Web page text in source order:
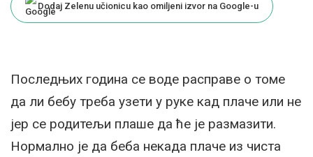
Dodaj Zelenu učionicu kao omiljeni izvor na Google-u
Последњих година се воде расправе о томе
да ли бебу треба узети у руке кад плаче или не
јер се родитељи плаше да ће је размазити.
Нормално је да беба некада плаче из чиста